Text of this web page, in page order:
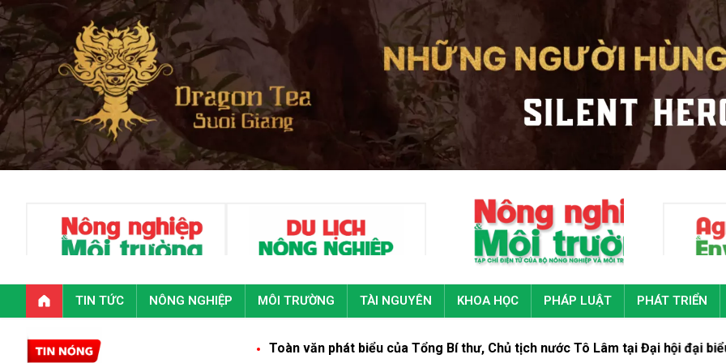
TIN TỨC NÔNG NGHIỆP MÔI TRƯỜNG TÀI NGUYÊN KHOA HỌC PHÁP LUẬT PHÁT TRIỂN
Toàn văn phát biểu của Tổng Bí thư, Chủ tịch nước Tô Lâm tại Đại hội đại biểu toàn quốc